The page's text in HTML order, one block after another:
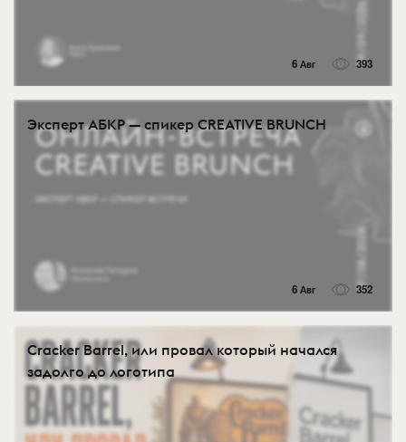
6 Авг 393
Эксперт АБКР — спикер CREATIVE BRUNCH
6 Авг 352
Cracker Barrel, или провал который начался
задолго до логотипа